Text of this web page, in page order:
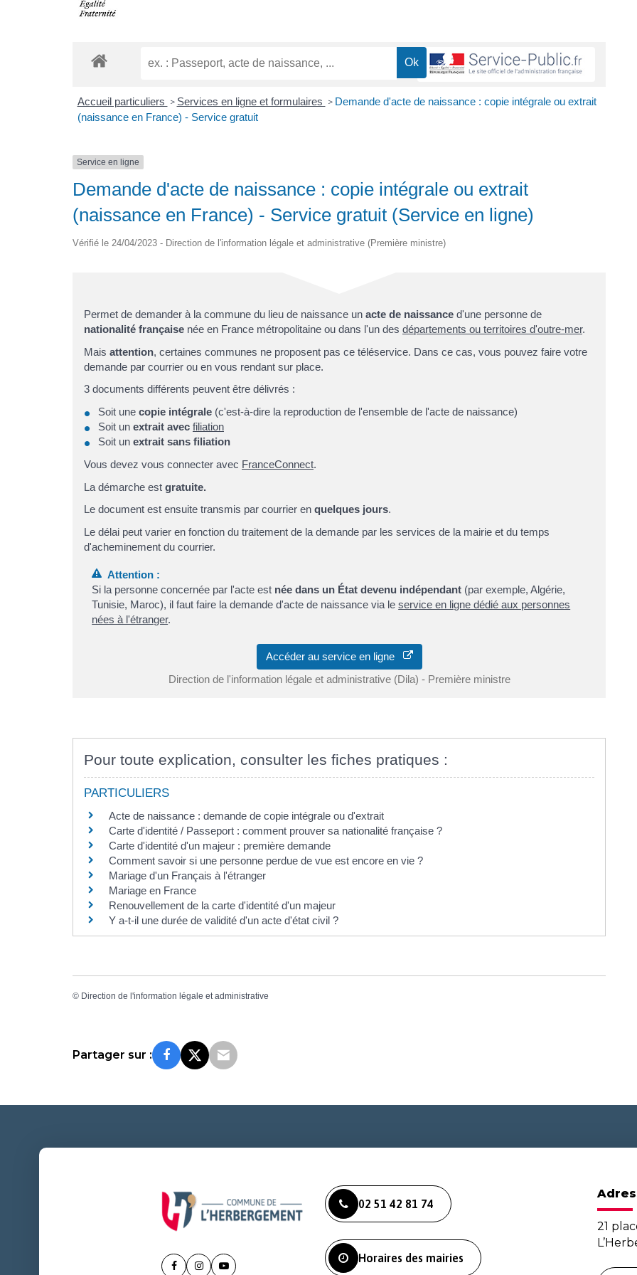
Accueil particuliers > Services en ligne et formulaires > Demande d'acte de naissance : copie intégrale ou extrait
(naissance en France) - Service gratuit
Service en ligne
Demande d'acte de naissance : copie intégrale ou extrait
(naissance en France) - Service gratuit (Service en ligne)
Vérifié le 24/04/2023 - Direction de l'information légale et administrative (Première ministre)
Permet de demander à la commune du lieu de naissance un acte de naissance d'une personne de
nationalité française née en France métropolitaine ou dans l'un des départements ou territoires d'outre-mer.
Mais attention, certaines communes ne proposent pas ce téléservice. Dans ce cas, vous pouvez faire votre
demande par courrier ou en vous rendant sur place.
3 documents différents peuvent être délivrés :
Soit une copie intégrale (c'est-à-dire la reproduction de l'ensemble de l'acte de naissance)
Soit un extrait avec filiation
Soit un extrait sans filiation
Vous devez vous connecter avec FranceConnect.
La démarche est gratuite.
Le document est ensuite transmis par courrier en quelques jours.
Le délai peut varier en fonction du traitement de la demande par les services de la mairie et du temps
d'acheminement du courrier.
Attention :
Si la personne concernée par l'acte est née dans un État devenu indépendant (par exemple, Algérie,
Tunisie, Maroc), il faut faire la demande d'acte de naissance via leservice en ligne dédié aux personnes
nées à l'étranger.
Accéder au service en ligne
Direction de l'information légale et administrative (Dila) - Première ministre
Pour toute explication, consulter les fiches pratiques :
PARTICULIERS
Acte de naissance : demande de copie intégrale ou d'extrait
Carte d'identité / Passeport : comment prouver sa nationalité française ?
Carte d'identité d'un majeur : première demande
Comment savoir si une personne perdue de vue est encore en vie ?
Mariage d'un Français à l'étranger
Mariage en France
Renouvellement de la carte d'identité d'un majeur
Y a-t-il une durée de validité d'un acte d'état civil ?
© Direction de l'information légale et administrative
Partager sur :
Lien Lien Lien
02 51 42 81 74
Horaires des mairies
21